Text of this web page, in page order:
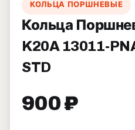
КОЛЬЦА ПОРШНЕВЫЕ
Кольца
K20A 13011-
STD
900 ₽